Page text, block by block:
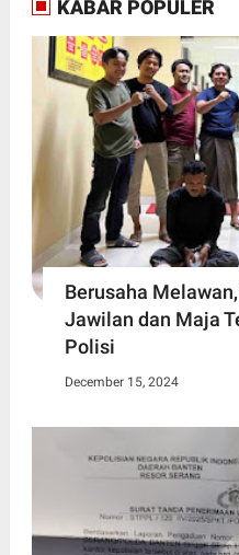
KABAR POPULER
Berusaha
Jawilan dan Maja
Polisi
December 15, 2024